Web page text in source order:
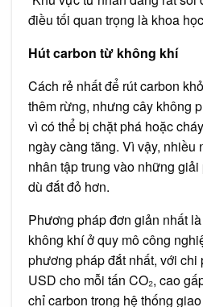
điều tối quan trọng là khoa
Hút carbon từ không khí
Cách rẻ nhất để rút carbon
thêm rừng, nhưng cây không
vì có thể bị chặt phá hoặc
ngày càng tăng. Vì vậy, nhiều
nhân tập trung vào những
dù đắt đỏ hơn.
Phương pháp đơn giản nhất
không khí ở quy mô công
phương pháp đắt nhất, với
USD cho mỗi tấn CO₂, cao
chỉ carbon trong hệ thống